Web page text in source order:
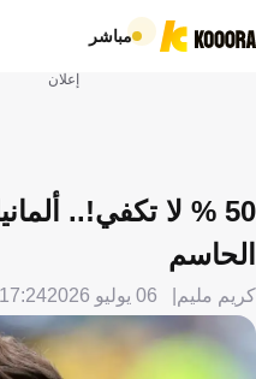
مباشر
إعلان
50 % لا تكفي!..
الحاسم
كريم مليم 06 يوليو 2026 17:24